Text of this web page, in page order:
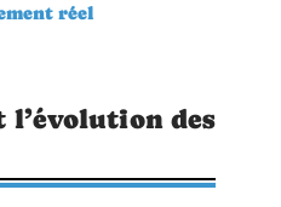
réel
l’évolution des